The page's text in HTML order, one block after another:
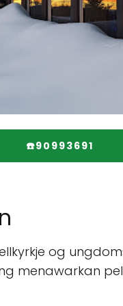
☎️90993691
og
menawarkan